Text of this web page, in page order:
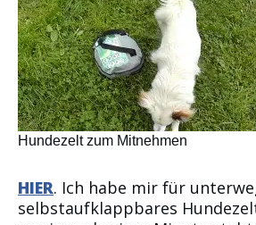
Hundezelt zum Mitnehmen
HIER. Ich habe mir für
selbstaufklappbares